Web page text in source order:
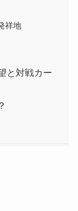
祥地
と対戦カー